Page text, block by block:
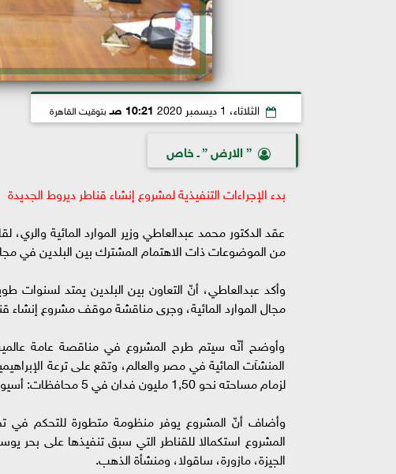
الثلاثاء، 1 ديسمبر 2020 10:21 صـ بتوقيت القاهرة
” الارض ” ـ خاص
بدء الإجراءات التنفيذية لمشروع إنشاء قناطر ديروط الجديدة
عقد الدكتور محمد عبدالعاطي وزير الموارد المائية
من الموضوعات ذات الاهتمام المشترك بين البلدين في مجال
وأكد عبدالعاطي، أنّ التعاون بين البلدين يمتد لسنوات
مجال الموارد المائية، وجرى مناقشة موقف مشروع إنشاء
وأوضح أنّه سيتم طرح المشروع في مناقصة عامة
المنشآت المائية في مصر والعالم، وتقع على ترعة
لزمام مساحته نحو 1,50 مليون فدان في 5 محافظات: أسيوط، المنيا، بني سويف، الفيوم، والجيزة.
وأضاف أنّ المشروع يوفر منظومة متطورة للتحكم في
المشروع استكمالا للقناطر التي سبق تنفيذها على
الجيزة، مازورة، ساقولا، ومنشأة الذهب.